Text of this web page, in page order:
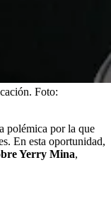
Foto:
polémica por la que
En esta oportunidad,
Yerry Mina,